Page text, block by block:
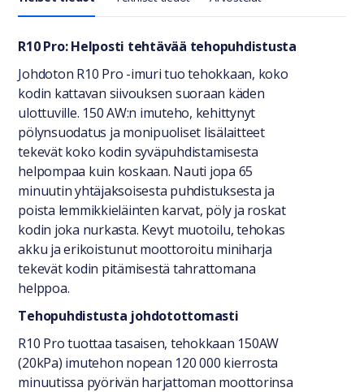
Yleiset tiedot
R10 Pro: Helposti tehtävää tehopuhdistusta
Johdoton R10 Pro -imuri tuo tehokkaan, koko
kodin kattavan siivouksen suoraan käden
ulottuville. 150 AW:n imuteho, kehittynyt
pölynsuodatus ja monipuoliset lisälaitteet
tekevät koko kodin syväpuhdistamisesta
helpompaa kuin koskaan. Nauti jopa 65
minuutin yhtäjaksoisesta puhdistuksesta ja
poista lemmikkieläinten karvat, pöly ja roskat
kodin joka nurkasta. Kevyt muotoilu, tehokas
akku ja erikoistunut moottoroitu miniharja
tekevät kodin pitämisestä tahrattomana
helppoa.
Tehopuhdistusta johdotottomasti
R10 Pro tuottaa tasaisen, tehokkaan 150AW
(20kPa) imutehon nopean 120 000 kierrosta
minuutissa pyörivän harjattoman moottorinsa